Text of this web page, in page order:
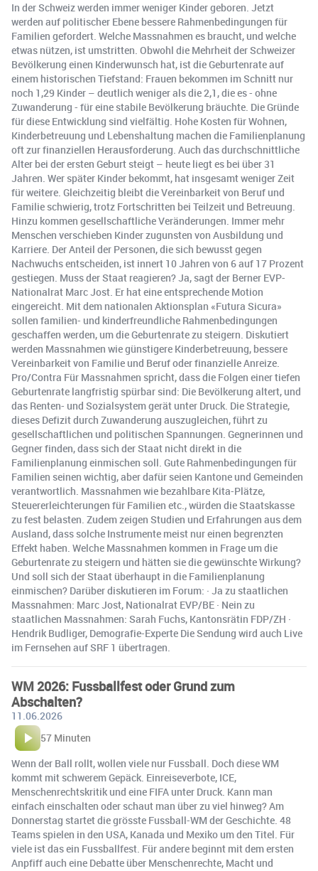
In der Schweiz werden immer weniger Kinder geboren. Jetzt
werden auf politischer Ebene bessere Rahmenbedingungen für
Familien gefordert. Welche Massnahmen es braucht, und welche
etwas nützen, ist umstritten. Obwohl die Mehrheit der Schweizer
Bevölkerung einen Kinderwunsch hat, ist die Geburtenrate auf
einem historischen Tiefstand: Frauen bekommen im Schnitt nur
noch 1,29 Kinder – deutlich weniger als die 2,1, die es - ohne
Zuwanderung - für eine stabile Bevölkerung bräuchte. Die Gründe
für diese Entwicklung sind vielfältig. Hohe Kosten für Wohnen,
Kinderbetreuung und Lebenshaltung machen die Familienplanung
oft zur finanziellen Herausforderung. Auch das durchschnittliche
Alter bei der ersten Geburt steigt – heute liegt es bei über 31
Jahren. Wer später Kinder bekommt, hat insgesamt weniger Zeit
für weitere. Gleichzeitig bleibt die Vereinbarkeit von Beruf und
Familie schwierig, trotz Fortschritten bei Teilzeit und Betreuung.
Hinzu kommen gesellschaftliche Veränderungen. Immer mehr
Menschen verschieben Kinder zugunsten von Ausbildung und
Karriere. Der Anteil der Personen, die sich bewusst gegen
Nachwuchs entscheiden, ist innert 10 Jahren von 6 auf 17 Prozent
gestiegen. Muss der Staat reagieren? Ja, sagt der Berner EVP-
Nationalrat Marc Jost. Er hat eine entsprechende Motion
eingereicht. Mit dem nationalen Aktionsplan «Futura Sicura»
sollen familien- und kinderfreundliche Rahmenbedingungen
geschaffen werden, um die Geburtenrate zu steigern. Diskutiert
werden Massnahmen wie günstigere Kinderbetreuung, bessere
Vereinbarkeit von Familie und Beruf oder finanzielle Anreize.
Pro/Contra Für Massnahmen spricht, dass die Folgen einer tiefen
Geburtenrate langfristig spürbar sind: Die Bevölkerung altert, und
das Renten- und Sozialsystem gerät unter Druck. Die Strategie,
dieses Defizit durch Zuwanderung auszugleichen, führt zu
gesellschaftlichen und politischen Spannungen. Gegnerinnen und
Gegner finden, dass sich der Staat nicht direkt in die
Familienplanung einmischen soll. Gute Rahmenbedingungen für
Familien seinen wichtig, aber dafür seien Kantone und Gemeinden
verantwortlich. Massnahmen wie bezahlbare Kita-Plätze,
Steuererleichterungen für Familien etc., würden die Staatskasse
zu fest belasten. Zudem zeigen Studien und Erfahrungen aus dem
Ausland, dass solche Instrumente meist nur einen begrenzten
Effekt haben. Welche Massnahmen kommen in Frage um die
Geburtenrate zu steigern und hätten sie die gewünschte Wirkung?
Und soll sich der Staat überhaupt in die Familienplanung
einmischen? Darüber diskutieren im Forum: · Ja zu staatlichen
Massnahmen: Marc Jost, Nationalrat EVP/BE · Nein zu
staatlichen Massnahmen: Sarah Fuchs, Kantonsrätin FDP/ZH ·
Hendrik Budliger, Demografie-Experte Die Sendung wird auch Live
im Fernsehen auf SRF 1 übertragen.
WM 2026: Fussballfest oder Grund zum
Abschalten?
11.06.2026
57 Minuten
Wenn der Ball rollt, wollen viele nur Fussball. Doch diese WM
kommt mit schwerem Gepäck. Einreiseverbote, ICE,
Menschenrechtskritik und eine FIFA unter Druck. Kann man
einfach einschalten oder schaut man über zu viel hinweg? Am
Donnerstag startet die grösste Fussball-WM der Geschichte. 48
Teams spielen in den USA, Kanada und Mexiko um den Titel. Für
viele ist das ein Fussballfest. Für andere beginnt mit dem ersten
Anpfiff auch eine Debatte über Menschenrechte, Macht und